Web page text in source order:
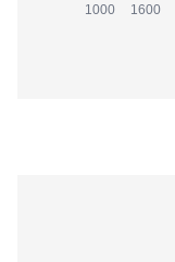
1000 1600